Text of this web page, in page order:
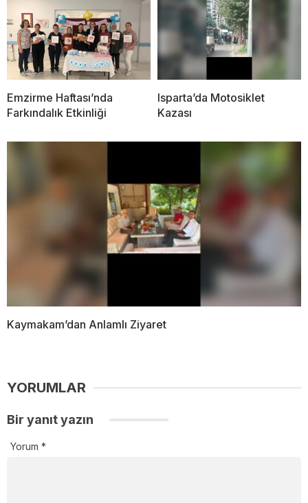
Emzirme Haftası’nda
Farkındalık Etkinliği
Isparta’da Motosiklet
Kazası
Kaymakam’dan Anlamlı Ziyaret
YORUMLAR
Bir yanıt yazın
Yorum *